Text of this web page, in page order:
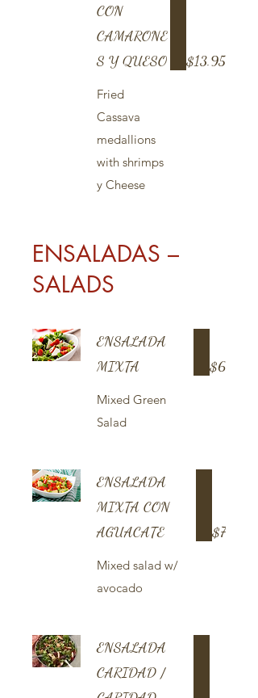
CON
CAMARONE
S Y QUESO
Fried
Cassava
medallions
with shrimps
y Cheese
$13.95
ENSALADAS –
SALADS
ENSALADA
MIXTA
Mixed Green
Salad
$6
ENSALADA
MIXTA CON
AGUACATE
Mixed salad w/
avocado
$7
ENSALADA
CARIDAD /